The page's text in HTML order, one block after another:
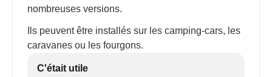
nombreuses versions.
Ils peuvent être installés sur les camping-cars, les
caravanes ou les fourgons.
C'était utile